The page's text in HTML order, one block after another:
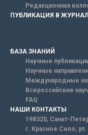
Редакционная
ПУБЛИКАЦИЯ В
БАЗА ЗНАНИЙ
Научные
Научные
Международные
Всероссийские
FAQ
НАШИ КОНТАКТЫ
198320, Санкт-
г. Красное Село,